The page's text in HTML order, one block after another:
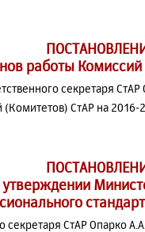
работы Комиссий
секретаря
СтАР на 2016-
утверждении
СтАР Опарко